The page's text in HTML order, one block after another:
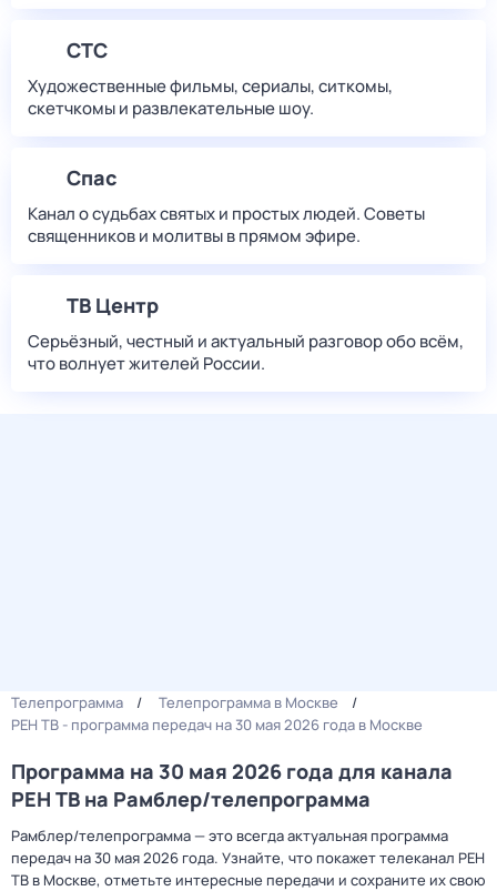
СТС
Художественные фильмы, сериалы, ситкомы,
скетчкомы и развлекательные шоу.
Спас
Канал о судьбах святых и простых людей. Советы
священников и молитвы в прямом эфире.
ТВ Центр
Серьёзный, честный и актуальный разговор обо всём,
что волнует жителей России.
Телепрограмма
Телепрограмма в Москве
РЕН ТВ - программа передач на 30 мая 2026 года в Москве
Программа на 30 мая 2026 года для канала
РЕН ТВ на Рамблер/телепрограмма
Рамблер/телепрограмма — это всегда актуальная программа
передач на 30 мая 2026 года. Узнайте, что покажет телеканал РЕН
ТВ в Москве, отметьте интересные передачи и сохраните их свою